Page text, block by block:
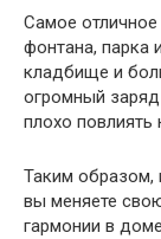
Самое
фонтана, парка
кладбище и
огромный
плохо
Таким образом,
вы меняете
гармонии в